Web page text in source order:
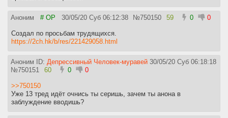
Аноним # OP 30/05/20 Суб 06:12:38 №750150 59 0 0
Создал по просьбам трудящихся.
https://2ch.hk/b/res/221429058.html
Аноним ID: Депрессивный Человек-муравей 30/05/20 Суб 06:18:18
№750151 60 0 0
>>750150
Уже 13 тред идёт очнись ты серишь, зачем ты анона в
заблуждение вводишь?